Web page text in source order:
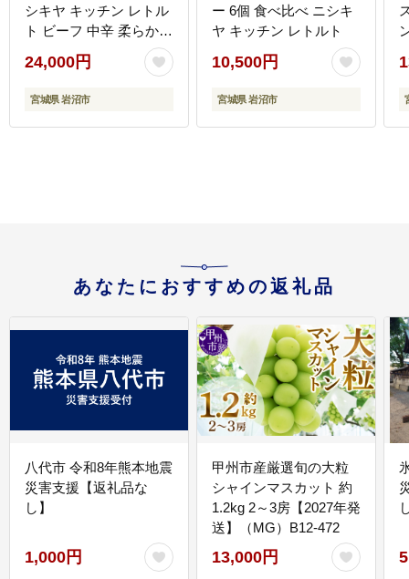
シキヤ キッチン レトル
ト ビーフ 中辛 柔らかい
高級 時短 湯煎 備蓄食品
東北 岩沼
24,000円
宮城県 岩沼市
ー 6個 食べ比べ ニシキ
ヤ キッチン レトルト
10,500円
宮城県 岩沼市
あなたにおすすめの返礼品
八代市 令和8年熊本地震
災害支援【返礼品な
し】
1,000円
甲州市産厳選旬の大粒
シャインマスカット 約
1.2kg 2～3房【2027年発
送】（MG）B12-472
13,000円